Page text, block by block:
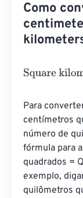
Como
Square
Para
centímetros
número de
fórmula para
quadrados =
exemplo,
quilômetros